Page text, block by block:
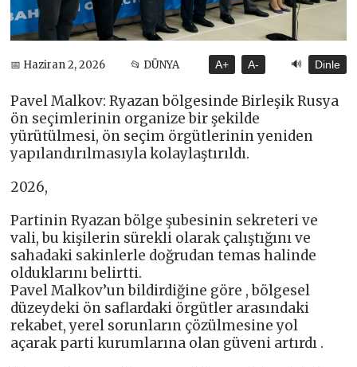
📅 Haziran 2, 2026 📂 DÜNYA A+ A- 🔊 Dinle
Pavel Malkov: Ryazan bölgesinde Birleşik Rusya
ön seçimlerinin organize bir şekilde
yürütülmesi, ön seçim örgütlerinin yeniden
yapılandırılmasıyla kolaylaştırıldı.
2026,
Partinin Ryazan bölge şubesinin sekreteri ve
vali, bu kişilerin sürekli olarak çalıştığını ve
sahadaki sakinlerle doğrudan temas halinde
olduklarını belirtti.
Pavel Malkov’un bildirdiğine göre , bölgesel
düzeydeki ön saflardaki örgütler arasındaki
rekabet, yerel sorunların çözülmesine yol
açarak parti kurumlarına olan güveni artırdı .